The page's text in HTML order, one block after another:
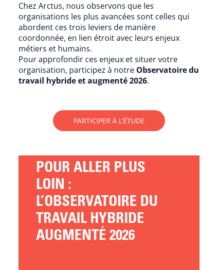
Chez Arctus, nous observons que les
organisations les plus avancées sont celles qui
abordent ces trois leviers de manière
coordonnée, en lien étroit avec leurs enjeux
métiers et humains.
Pour approfondir ces enjeux et situer votre
organisation, participez à notre Observatoire du
travail hybride et augmenté 2026.
PARTICIPER À L’ÉTUDE
POUR ALLER PLUS
LOIN :
L’OBSERVATOIRE DU
TRAVAIL HYBRIDE
AUGMENTÉ 2026